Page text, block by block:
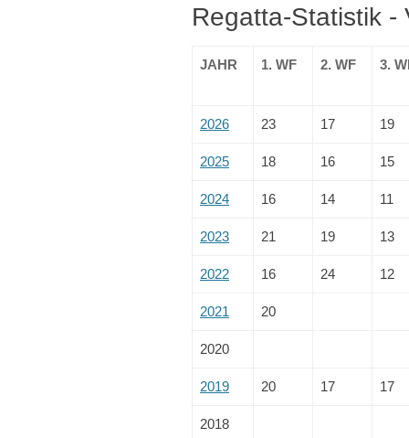
Regatta-Statistik -
JAHR 1. WF 2. WF 3.
2026 23 17 19
2025 18 16 15
2024 16 14 11
2023 21 19 13
2022 16 24 12
2021 20
2020
2019 20 17 17
2018